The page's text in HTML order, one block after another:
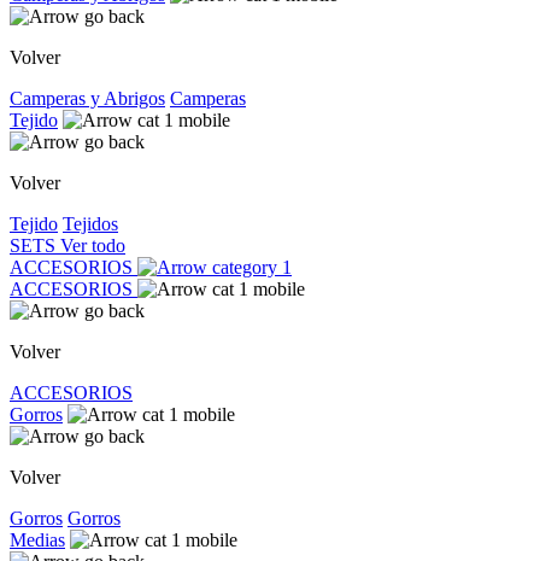
Volver
Camperas y Abrigos Camperas
Tejido
Volver
Tejido Tejidos
SETS Ver todo
ACCESORIOS
ACCESORIOS
Volver
ACCESORIOS
Gorros
Volver
Gorros Gorros
Medias